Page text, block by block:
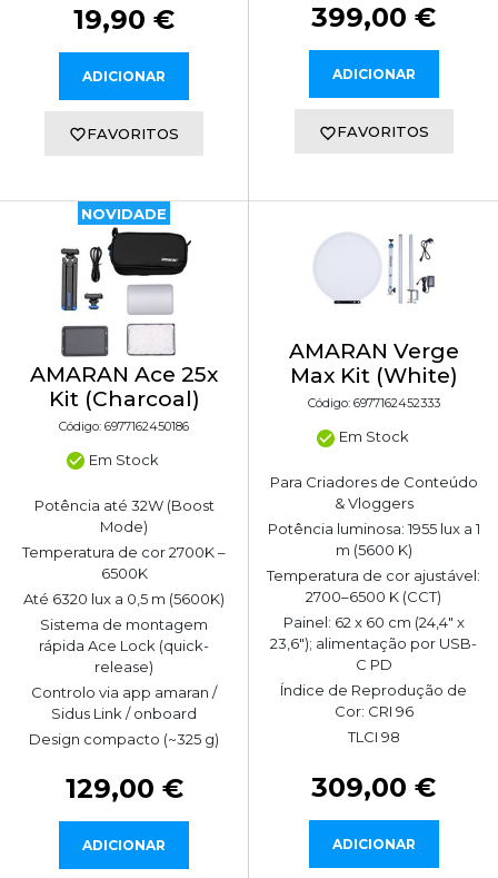
19,90 €
ADICIONAR
FAVORITOS
399,00 €
ADICIONAR
FAVORITOS
NOVIDADE
AMARAN Ace 25x
Kit (Charcoal)
Código: 6977162450186
Em Stock
Potência até 32W (Boost
Mode)
Temperatura de cor 2700K –
6500K
Até 6320 lux a 0,5 m (5600K)
Sistema de montagem
rápida Ace Lock (quick-
release)
Controlo via app amaran /
Sidus Link / onboard
Design compacto (~325 g)
129,00 €
ADICIONAR
AMARAN Verge
Max Kit (White)
Código: 6977162452333
Em Stock
Para Criadores de Conteúdo
& Vloggers
Potência luminosa: 1955 lux a 1
m (5600 K)
Temperatura de cor ajustável:
2700–6500 K (CCT)
Painel: 62 x 60 cm (24,4" x
23,6"); alimentação por USB-
C PD
Índice de Reprodução de
Cor: CRI 96
TLCI 98
309,00 €
ADICIONAR